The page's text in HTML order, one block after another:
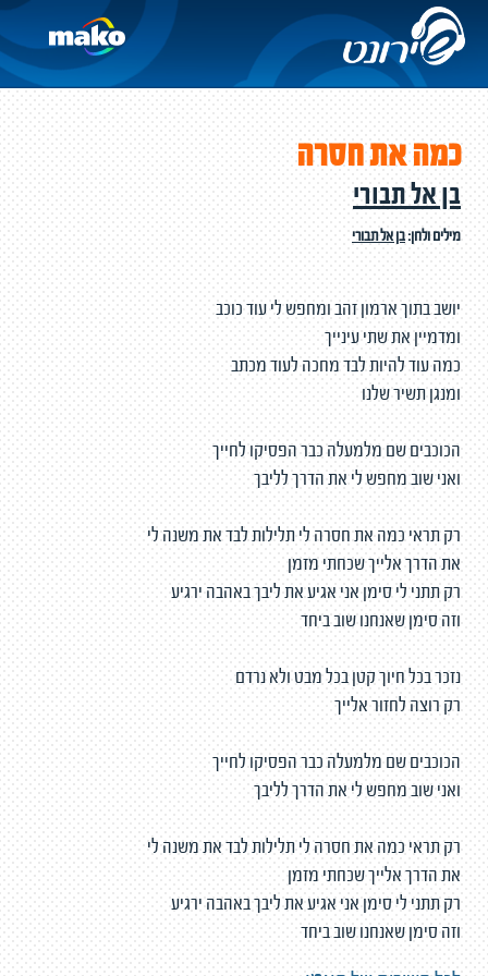
כמה את חסרה
בן אל תבורי
מילים ולחן:בן אל תבורי
יושב בתוך ארמון זהב ומחפש לי עוד כוכב
ומדמיין את שתי עינייך
כמה עוד להיות לבד מחכה לעוד מכתב
ומנגן תשיר שלנו
הכוכבים שם מלמעלה כבר הפסיקו לחייך
ואני שוב מחפש לי את הדרך לליבך
רק תראי כמה את חסרה לי תלילות לבד את משנה לי
את הדרך אלייך שכחתי מזמן
רק תתני לי סימן אני אגיע את ליבך באהבה ירגיע
וזה סימן שאנחנו שוב ביחד
נזכר בכל חיוך קטן בכל מבט ולא נרדם
רק רוצה לחזור אלייך
הכוכבים שם מלמעלה כבר הפסיקו לחייך
ואני שוב מחפש לי את הדרך לליבך
רק תראי כמה את חסרה לי תלילות לבד את משנה לי
את הדרך אלייך שכחתי מזמן
רק תתני לי סימן אני אגיע את ליבך באהבה ירגיע
וזה סימן שאנחנו שוב ביחד